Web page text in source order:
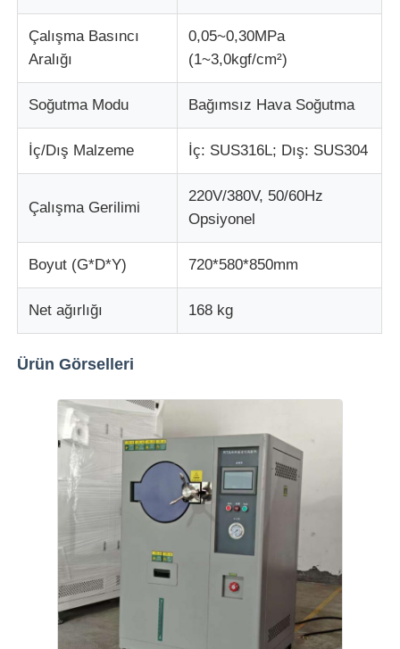
Yapıştırıcı deneme ekipmanları
kumaş test makinesi
Sıcaklık ve Nem Kontrol Cihazı
Çalışma Basıncı
Aralığı
0,05~0,30MPa
(1~3,0kgf/cm²)
Soğutma Modu Bağımsız Hava Soğutma
İç/Dış Malzeme İç: SUS316L; Dış: SUS304
Çalışma Gerilimi
220V/380V, 50/60Hz
Opsiyonel
Boyut (G*D*Y) 720*580*850mm
Net ağırlığı 168 kg
Ürün Görselleri